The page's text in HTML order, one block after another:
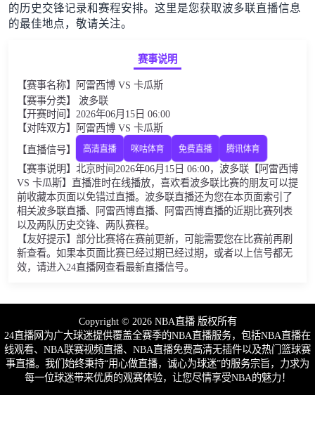
的历史交锋记录和赛程安排。这里是您获取波多联直播信息
的最佳地点，敬请关注。
赛事说明
【赛事名称】阿雷西博 VS 卡瓜斯
【赛事分类】 波多联
【开赛时间】2026年06月15日 06:00
【对阵双方】阿雷西博 VS 卡瓜斯
【直播信号】
高清直播 咪咕体育 免费直播 腾讯体育
【赛事说明】北京时间2026年06月15日 06:00，波多联【阿雷西博
VS 卡瓜斯】直播准时在线播放，喜欢看波多联比赛的朋友可以提
前收藏本页面以免错过直播。波多联直播还为您在本页面索引了
相关波多联直播、阿雷西博直播、阿雷西博直播的近期比赛列表
以及两队历史交锋、两队赛程。
【友好提示】部分比赛将在赛前更新，可能需要您在比赛前再刷
新查看。如果本页面比赛已经过期已经过期，或者以上信号都无
效，请进入24直播网查看最新直播信号。
Copyright © 2026 NBA直播 版权所有
24直播网为广大球迷提供覆盖全赛季的NBA直播服务，包括NBA直播在
线观看、NBA联赛视频直播、NBA直播免费高清无插件以及热门篮球赛
事直播。我们始终秉持“用心做直播，诚心为球迷”的服务宗旨，力求为
每一位球迷带来优质的观赛体验，让您尽情享受NBA的魅力！